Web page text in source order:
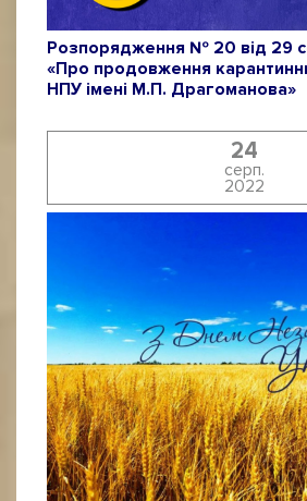
Розпорядження № 20 від 29
«Про продовження
НПУ імені М.П. Драгоманова»
24
серп.
2022